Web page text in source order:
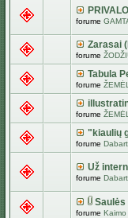
forume
Zarasai
forume
Tabula
forume
forume
"kiaulių
forume
Už
forume
forume Kaimo